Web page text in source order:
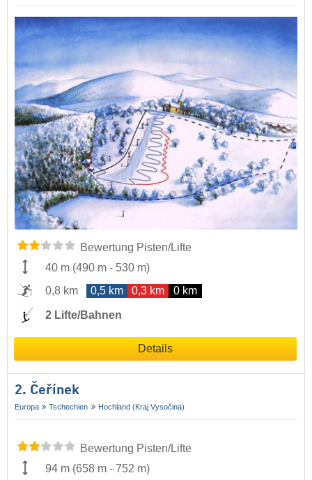
Bewertung Pisten/Lifte
40 m (490 m - 530 m)
0,8 km
0,5 km 0,3 km 0 km
2 Lifte/Bahnen
Details
2. Čeřínek
Europa Tschechien Hochland (Kraj Vysočina)
Bewertung Pisten/Lifte
94 m (658 m - 752 m)